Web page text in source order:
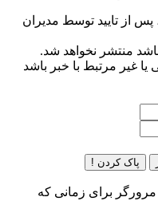
از تایید توسط مدیران
منتشر نخواهد شد.
غیر مرتبط با خبر باشد
پاک کردن !
برای زمانی که